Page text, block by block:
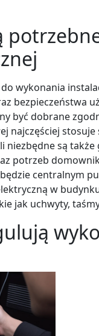
wykonania
bezpieczeństwa
być dobrane
najczęściej stosuje
są
potrzeb
centralnym
w
jak uchwyty,